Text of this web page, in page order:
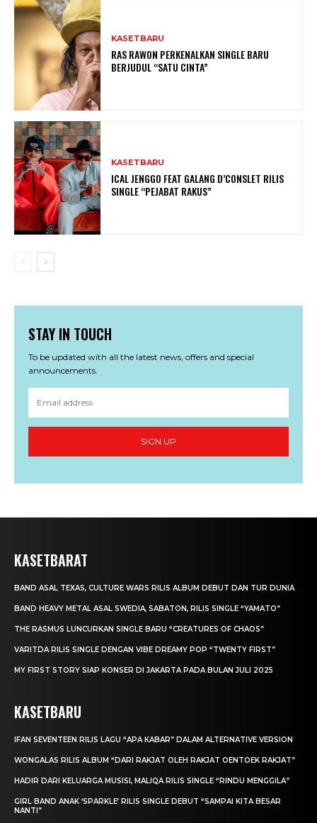
KASETBARU
RAS RAWON PERKENALKAN SINGLE BARU
BERJUDUL “SATU CINTA”
KASETBARU
ICAL JENGGO FEAT GALANG D’CONSLET RILIS
SINGLE “PEJABAT RAKUS”
STAY IN TOUCH
To be updated with all the latest news, offers and special
announcements.
SIGN UP
KASETBARAT
BAND ASAL TEXAS, CULTURE WARS RILIS ALBUM DEBUT DAN TUR DUNIA
BAND HEAVY METAL ASAL SWEDIA, SABATON, RILIS SINGLE “YAMATO”
THE RASMUS LUNCURKAN SINGLE BARU “CREATURES OF CHAOS”
VARITDA RILIS SINGLE DENGAN VIBE DREAMY POP “TWENTY FIRST”
MY FIRST STORY SIAP KONSER DI JAKARTA PADA BULAN JULI 2025
KASETBARU
IFAN SEVENTEEN RILIS LAGU “APA KABAR” DALAM ALTERNATIVE VERSION
WONGALAS RILIS ALBUM “DARI RAKJAT OLEH RAKJAT OENTOEK RAKJAT”
HADIR DARI KELUARGA MUSISI, MALIQA RILIS SINGLE “RINDU MENGGILA”
GIRL BAND ANAK ‘SPARKLE’ RILIS SINGLE DEBUT “SAMPAI KITA BESAR
NANTI”